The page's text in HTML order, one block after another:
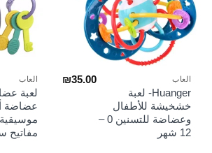
العاب
Huanger- لعبة
خشخيشة للأطفال
وعضاضة للتسنين 0 –
12 شهر
₪35.00 العاب
لعبة
عضاضة
مفاتيح